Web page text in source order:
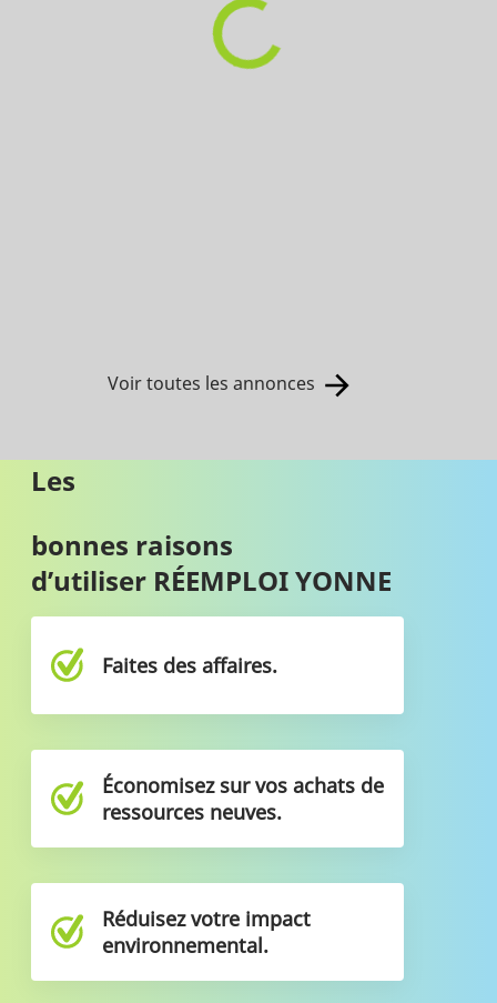
Voir toutes les annonces
Les
bonnes raisons
d’utiliser RÉEMPLOI YONNE
Faites des affaires.
Économisez sur vos achats de
ressources neuves.
Réduisez votre impact
environnemental.